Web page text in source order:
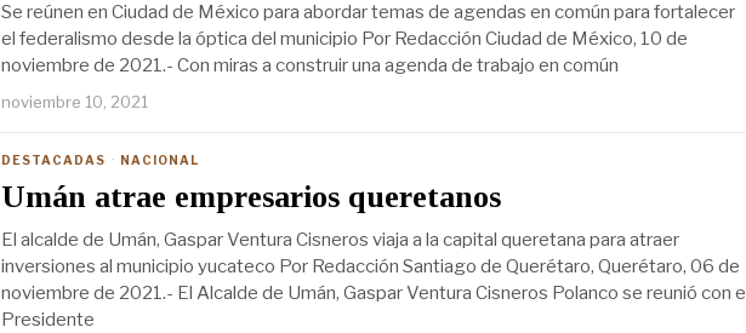
Se reúnen en Ciudad de México para abordar temas de agendas en común para fortalecer
el federalismo desde la óptica del municipio Por Redacción Ciudad de México, 10 de
noviembre de 2021.- Con miras a construir una agenda de trabajo en común
noviembre 10, 2021
DESTACADAS · NACIONAL
Umán atrae empresarios queretanos
El alcalde de Umán, Gaspar Ventura Cisneros viaja a la capital queretana para atraer
inversiones al municipio yucateco Por Redacción Santiago de Querétaro, Querétaro, 06 de
noviembre de 2021.- El Alcalde de Umán, Gaspar Ventura Cisneros Polanco se reunió con el
Presidente